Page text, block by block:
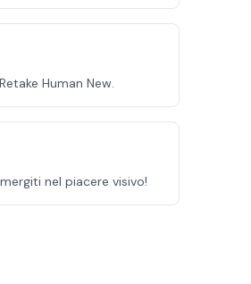
Human New.
nel piacere visivo!